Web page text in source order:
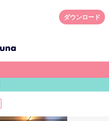
ダウンロード